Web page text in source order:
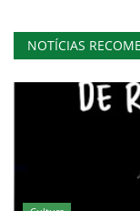
NOTÍCIAS